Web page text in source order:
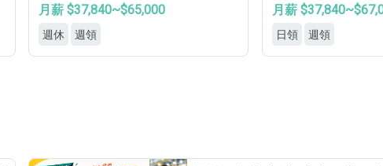
費機車位✨無經驗可
月薪 $37,840~$65,000
週休 週領
健檢⋮免無塵⋮免
月薪
日領 週領